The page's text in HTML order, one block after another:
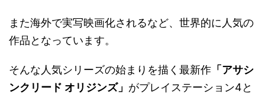
また海外で実写映画化されるなど、世界的に人気の
作品となっています。
そんな人気シリーズの始まりを描く最新作 「アサシ
ンクリード オリジンズ」 がプレイステーション4と